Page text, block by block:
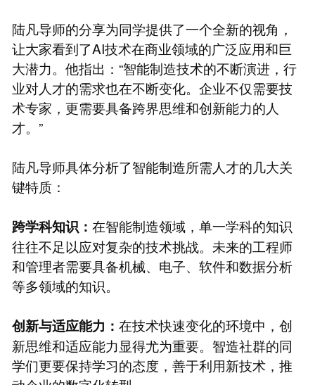
陆凡导师的分享为同学提供了一个全新的视角，
让大家看到了AI技术在商业领域的广泛应用和巨
大潜力。他指出：“智能制造技术的不断演进，行
业对人才的需求也在不断变化。企业不仅需要技
术专家，更需要具备跨界思维和创新能力的人
才。”
陆凡导师具体分析了智能制造所需人才的几大关
键特质：
跨学科知识： 在智能制造领域，单一学科的知识
往往不足以应对复杂的技术挑战。未来的工程师
和管理者需要具备机械、电子、软件和数据分析
等多领域的知识。
创新与适应能力： 在技术快速变化的环境中，创
新思维和适应能力显得尤为重要。智造社群的同
学们更要保持学习的态度，善于利用新技术，推